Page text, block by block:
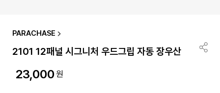
PARACHASE
2101 12패널 시그니처 우드그립 자동 장우산
23,000원